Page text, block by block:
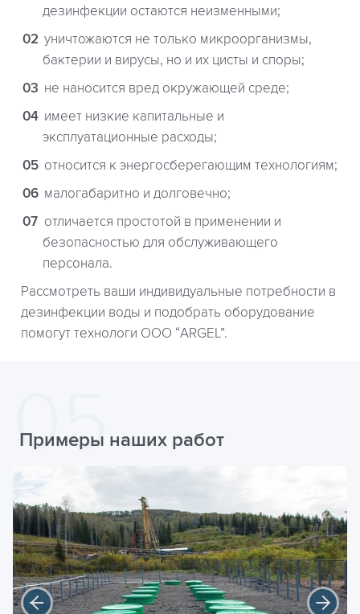
дезинфекции остаются неизменными;
уничтожаются не только микроорганизмы,
бактерии и вирусы, но и их цисты и споры;
не наносится вред окружающей среде;
имеет низкие капитальные и
эксплуатационные расходы;
относится к энергосберегающим технологиям;
малогабаритно и долговечно;
отличается простотой в применении и
безопасностью для обслуживающего
персонала.
Рассмотреть ваши индивидуальные потребности в
дезинфекции воды и подобрать оборудование
помогут технологи ООО “ARGEL”.
Примеры наших работ